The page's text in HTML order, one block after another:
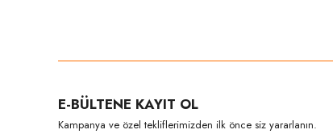
Ürün açıklamasında eksik bilgiler bulunuyor.
Ürün bilgilerinde hatalar bulunuyor.
E-BÜLTENE KAYIT OL
Kampanya ve özel tekliflerimizden ilk önce siz yararlanın.